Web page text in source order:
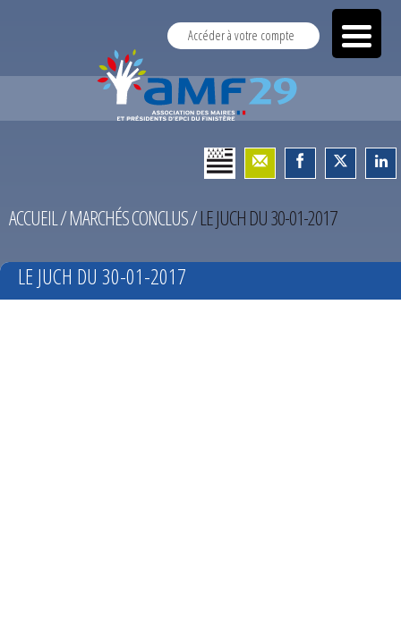
Accéder à votre compte
ACCUEIL/MARCHÉS CONCLUS/LE JUCH DU 30-01-2017
LE JUCH DU 30-01-2017